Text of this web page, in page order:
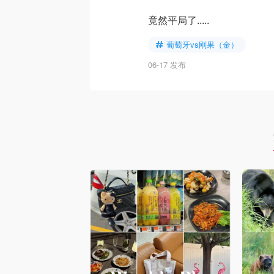
竟然平局了.....
葡萄牙vs刚果（金）
06-17 发布